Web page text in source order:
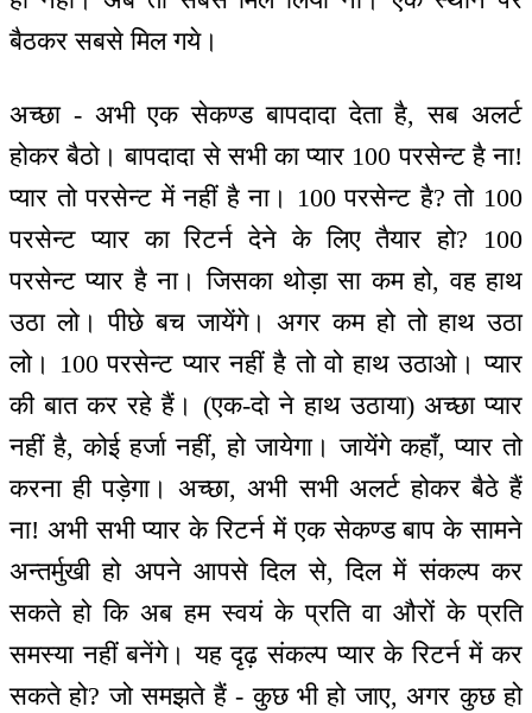
बैठकर सबसे मिल गये।
अच्छा - अभी एक सेकण्ड बापदादा देता है, सब अलर्ट
होकर बैठो। बापदादा से सभी का प्यार 100 परसेन्ट है ना!
प्यार तो परसेन्ट में नहीं है ना। 100 परसेन्ट है? तो 100
परसेन्ट प्यार का रिटर्न देने के लिए तैयार हो? 100
परसेन्ट प्यार है ना। जिसका थोड़ा सा कम हो, वह हाथ
उठा लो। पीछे बच जायेंगे। अगर कम हो तो हाथ उठा
लो। 100 परसेन्ट प्यार नहीं है तो वो हाथ उठाओ। प्यार
की बात कर रहे हैं। (एक-दो ने हाथ उठाया) अच्छा प्यार
नहीं है, कोई हर्जा नहीं, हो जायेगा। जायेंगे कहाँ, प्यार तो
करना ही पड़ेगा। अच्छा, अभी सभी अलर्ट होकर बैठे हैं
ना! अभी सभी प्यार के रिटर्न में एक सेकण्ड बाप के सामने
अन्तर्मुखी हो अपने आपसे दिल से, दिल में संकल्प कर
सकते हो कि अब हम स्वयं के प्रति वा औरों के प्रति
समस्या नहीं बनेंगे। यह दृढ़ संकल्प प्यार के रिटर्न में कर
सकते हो? जो समझते हैं - कुछ भी हो जाए, अगर कुछ हो